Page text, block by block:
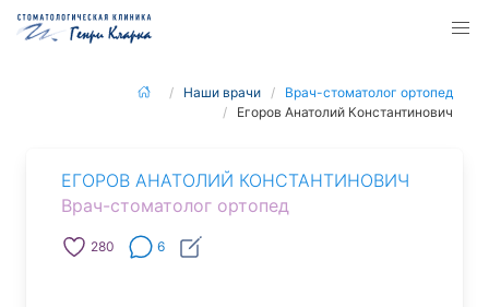
Наши врачи
Врач-стоматолог ортопед
Егоров Анатолий Константинович
ЕГОРОВ АНАТОЛИЙ КОНСТАНТИНОВИЧ
Врач-стоматолог ортопед
280 6